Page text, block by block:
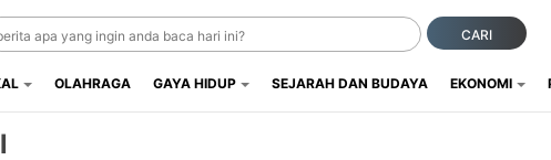
CARI
OLAHRAGA GAYA HIDUP SEJARAH DAN BUDAYA EKONOMI